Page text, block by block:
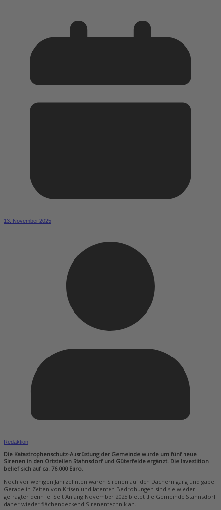
13. November 2025
Redaktion
Die Katastrophenschutz-Ausrüstung der Gemeinde wurde um fünf neue
Sirenen in den Ortsteilen Stahnsdorf und Güterfelde ergänzt. Die Investition
belief sich auf ca. 76.000 Euro.
Noch vor wenigen Jahrzehnten waren Sirenen auf den Dächern gang und gäbe.
Gerade in Zeiten von Krisen und latenten Bedrohungen sind sie wieder
gefragter denn je. Seit Anfang November 2025 bietet die Gemeinde Stahnsdorf
daher wieder flächendeckend Sirenentechnik an.